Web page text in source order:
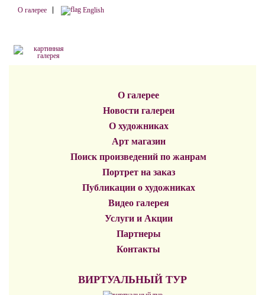
О галерее English
О галерее
Новости галереи
О художниках
Арт магазин
Поиск произведений по жанрам
Портрет на заказ
Публикации о художниках
Видео галерея
Услуги и Акции
Партнеры
Контакты
ВИРТУАЛЬНЫЙ ТУР